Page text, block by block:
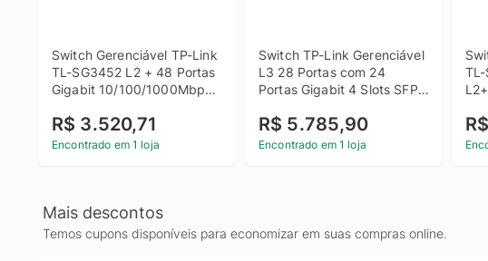
Switch Gerenciável TP-Link
TL-SG3452 L2 + 48 Portas
Gigabit 10/100/1000Mbps
R$ 3.520,71
Encontrado em 1 loja
Switch TP-Link Gerenciável
L3 28 Portas com 24
Portas Gigabit 4 Slots SFP+
R$ 5.785,90
Encontrado em 1 loja
Mais descontos
Temos cupons disponíveis para economizar em suas compras online.